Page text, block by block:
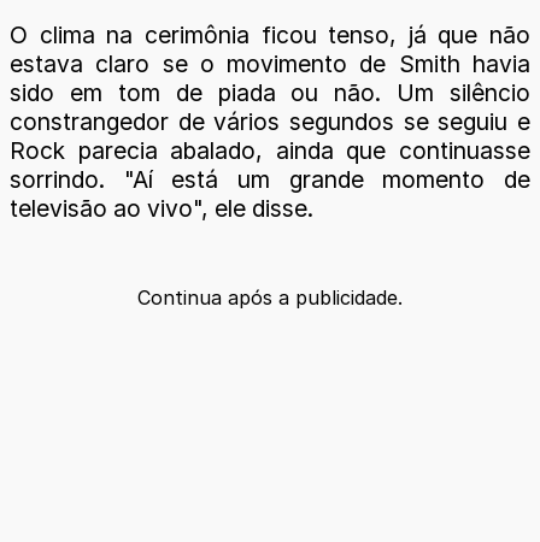
O clima na cerimônia ficou tenso, já que não
estava claro se o movimento de Smith havia
sido em tom de piada ou não. Um silêncio
constrangedor de vários segundos se seguiu e
Rock parecia abalado, ainda que continuasse
sorrindo. "Aí está um grande momento de
televisão ao vivo", ele disse.
Continua após a publicidade.